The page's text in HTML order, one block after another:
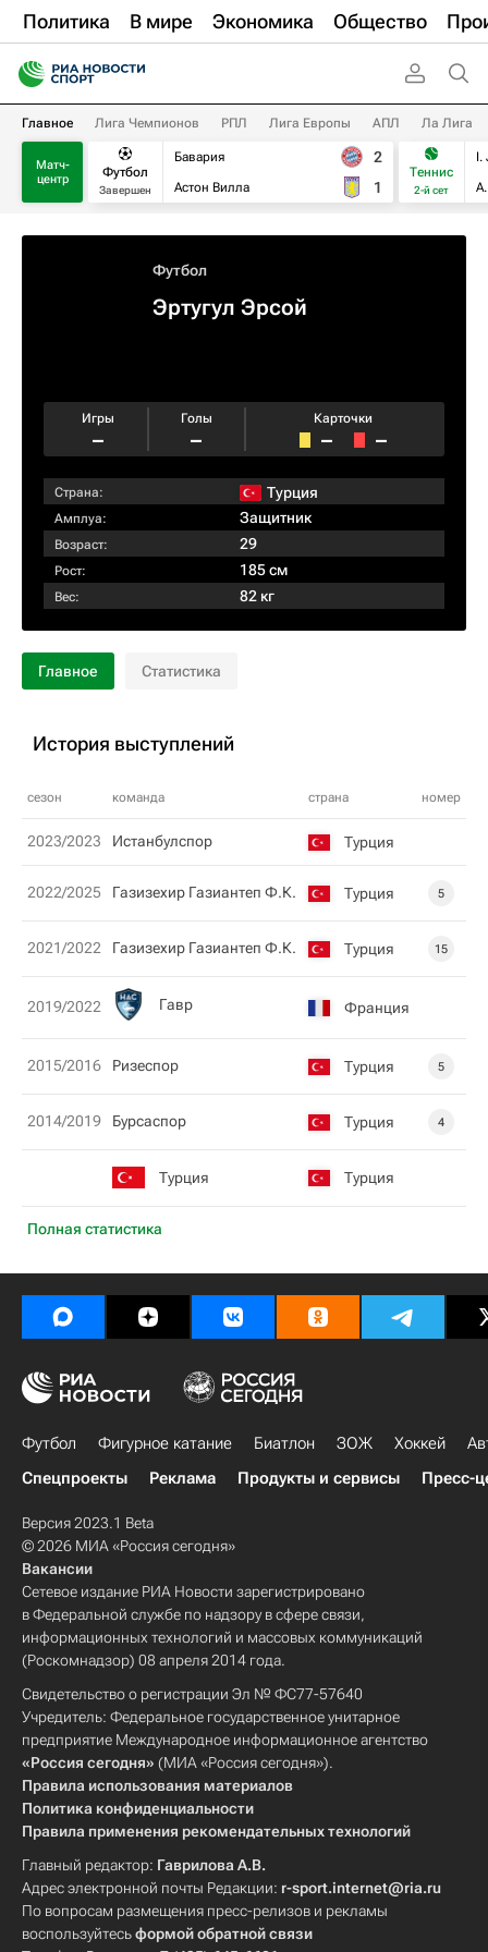
Политика В мире Экономика Общество
Главное Лига Чемпионов РПЛ Лига Европы АПЛ Ла Лига
Матч-
центр
Футбол
Завершен
Бавария
Астон Вилла
2
1
Теннис
2-й сет
I.
Футбол
Эртугул Эрсой
Игры
–
Голы
–
Карточки
– –
Страна: Турция
Амплуа: Защитник
Возраст: 29
Рост: 185 см
Вес: 82 кг
Главное Статистика
История выступлений
сезон команда страна номер
Полная статистика
2023/2023 Истанбулспор Турция
2022/2025 Газизехир Газиантеп Ф.К. Турция 5
2021/2022 Газизехир Газиантеп Ф.К. Турция 15
2019/2022 Гавр Франция
2015/2016 Ризеспор Турция 5
2014/2019 Бурсаспор Турция 4
Турция Турция
Футбол Фигурное катание Биатлон ЗОЖ Хоккей
Спецпроекты
Реклама Продукты и сервисы Пресс-
Версия 2023.1 Beta
© 2026 МИА «Россия сегодня»
Вакансии
Сетевое издание РИА Новости зарегистрировано
в Федеральной службе по надзору в сфере связи,
информационных технологий и массовых коммуникаций
(Роскомнадзор) 08 апреля 2014 года.
Свидетельство о регистрации Эл № ФС77-57640
Учредитель: Федеральное государственное унитарное
предприятие Международное информационное агентство
«Россия сегодня» (МИА «Россия сегодня»).
Правила использования материалов
Политика конфиденциальности
Правила применения рекомендательных технологий
Главный редактор: Гаврилова А.В.
Адрес электронной почты Редакции: r-sport.internet@ria.ru
По вопросам размещения пресс-релизов и рекламы
воспользуйтесьформой обратной связи